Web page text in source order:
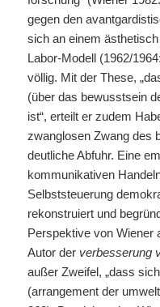
gegen den
sich an einem
Labor-Modell (1962/
völlig. Mit der These,
(über das bewusstsein
ist“, erteilt er zudem
zwanglosen Zwang des
deutliche Abfuhr. Eine
kommunikativen
Selbststeuerung
rekonstruiert und
Perspektive von Wiener
Autor der verbesserung
außer Zweifel, „dass
(arrangement der